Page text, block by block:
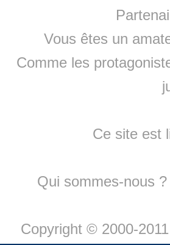
Vous êtes un
Comme les
Ce site est
Qui sommes-nous ?
Copyright © 2000-